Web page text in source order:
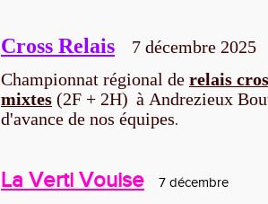
Cross Relais
7 décembre 2025
Championnat régional de relais
mixtes (2F + 2H) à Andrezieux
d'avance de nos équipes.
La Verti Vouise 7 décembre